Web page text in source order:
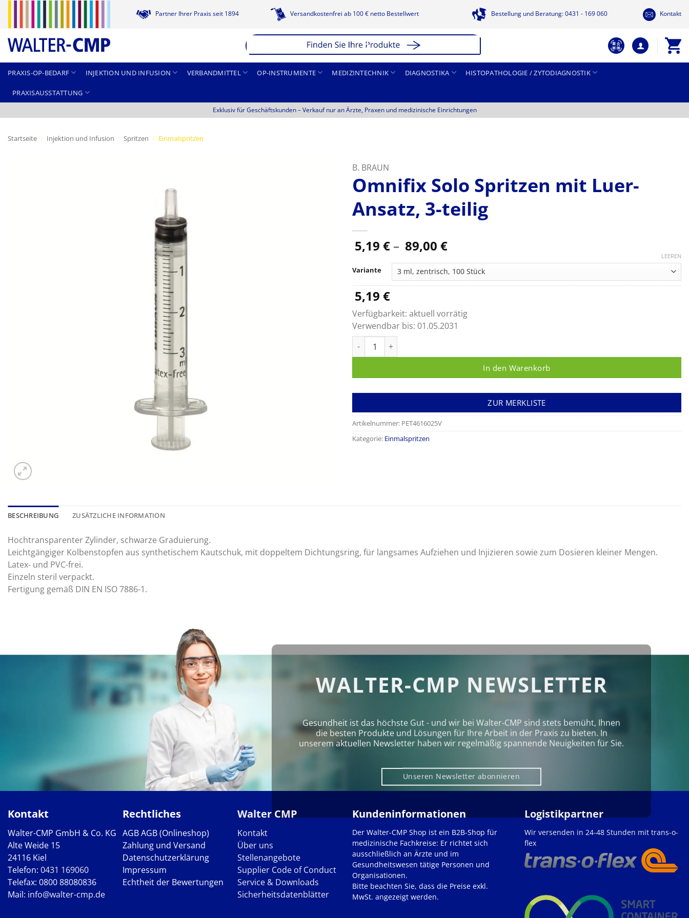
springen
Partner Ihrer Praxis seit 1894 Versandkostenfrei ab 100 € netto Bestellwert Bestellung und Beratung: 0431 - 169 060 Kontakt
PRAXIS-OP-BEDARF INJEKTION UND INFUSION VERBANDMITTEL OP-INSTRUMENTE MEDIZINTECHNIK DIAGNOSTIKA HISTOPATHOLOGIE / ZYTODIAGNOSTIK
PRAXISAUSSTATTUNG
Exklusiv für Geschäftskunden –Verkauf nur an Ärzte, Praxen und medizinische Einrichtungen
Startseite / Injektion und Infusion / Spritzen / Einmalspritzen
B. BRAUN
Omnifix Solo Spritzen mit Luer-
Ansatz, 3-teilig
5,19 € – 89,00 €Preisspanne:
bis
89,00 €
Variante
LEEREN
5,19 €
Verfügbarkeit: aktuell vorrätig
Verwendbar bis: 01.05.2031
In den Warenkorb
ZUR MERKLISTE
Artikelnummer: PET4616025V
Kategorie: Einmalspritzen
BESCHREIBUNG ZUSÄTZLICHE INFORMATION
Hochtransparenter Zylinder, schwarze Graduierung.
Leichtgängiger Kolbenstopfen aus synthetischem Kautschuk, mit doppeltem Dichtungsring, für langsames Aufziehen und Injizieren sowie zum Dosieren kleiner Mengen.
Latex- und PVC-frei.
Einzeln steril verpackt.
Fertigung gemäß DIN EN ISO 7886-1.
WALTER-CMP NEWSLETTER
Gesundheit ist das höchste Gut - und wir bei Walter‑CMP sind stets bemüht, Ihnen
die besten Produkte und Lösungen für Ihre Arbeit in der Praxis zu bieten. In
unserem aktuellen Newsletter haben wir regelmäßig spannende Neuigkeiten für Sie.
Unseren Newsletter abonnieren
Kontakt
Walter-CMP GmbH & Co. KG
Alte Weide 15
24116 Kiel
Telefon: 0431 169060
Telefax: 0800 88080836
Mail: info@walter-cmp.de
Rechtliches
AGBAGB (Onlineshop)
Zahlung und Versand
Datenschutzerklärung
Impressum
Echtheit der Bewertungen
Walter CMP
Kontakt
Über uns
Stellenangebote
Supplier Code of Conduct
Service & Downloads
Sicherheitsdatenblätter
Kundeninformationen
Der Walter-CMP Shop ist ein B2B-Shop für
medizinische Fachkreise: Er richtet sich
ausschließlich an Ärzte und im
Gesundheitswesen tätige Personen und
Organisationen.
Bitte beachten Sie, dass die Preise exkl.
MwSt. angezeigt werden.
Logistikpartner
Wir versenden in 24-48 Stunden mit trans-o-
flex